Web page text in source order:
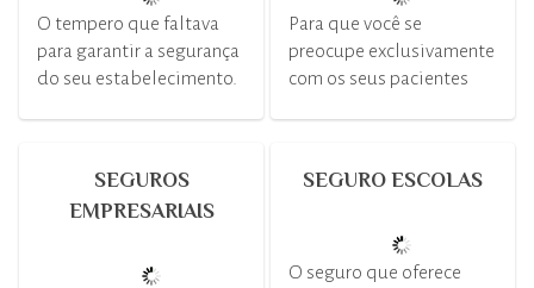
O tempero que faltava
para garantir a segurança
do seu estabelecimento.
Para que você se
preocupe exclusivamente
com os seus pacientes
SEGUROS
EMPRESARIAIS
SEGURO ESCOLAS
O seguro que oferece